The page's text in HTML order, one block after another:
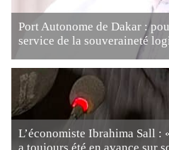
Port Autonome de Dakar :
service de la souveraineté
L’économiste Ibrahima Sall :